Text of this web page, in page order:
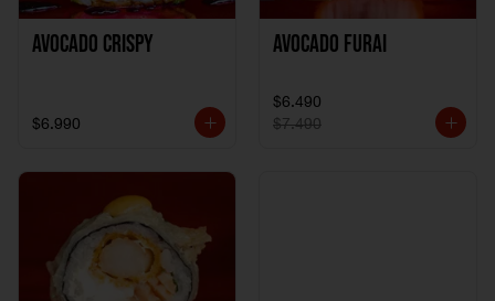
Avocado Crispy
$6.990
Avocado Furai
$6.490
$7.490